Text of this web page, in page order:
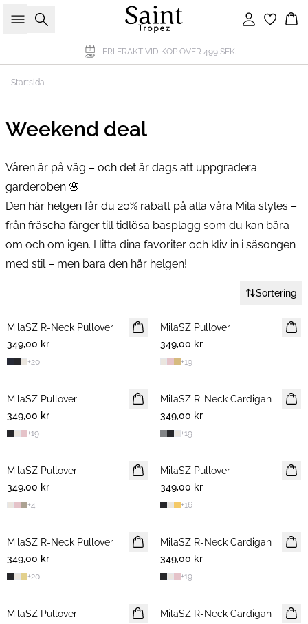
Sök Logga in
FRI FRAKT VID KÖP ÖVER 499 SEK.
Startsida
Weekend deal
Våren är på väg – och det är dags att uppgradera
garderoben 🌸
Den här helgen får du 20% rabatt på alla våra Mila styles –
från fräscha färger till tidlösa basplagg som du kan bära
om och om igen. Hitta dina favoriter och kliv in i säsongen
med stil – men bara den här helgen!
Sortering
MilaSZ R-Neck Pullover
349,00 kr
+20
MilaSZ Pullover
349,00 kr
+19
MilaSZ Pullover
349,00 kr
+19
MilaSZ R-Neck Cardigan
349,00 kr
+19
MilaSZ Pullover
349,00 kr
+4
MilaSZ Pullover
349,00 kr
+16
MilaSZ R-Neck Pullover
349,00 kr
+20
MilaSZ R-Neck Cardigan
349,00 kr
+19
MilaSZ Pullover
MilaSZ R-Neck Cardigan